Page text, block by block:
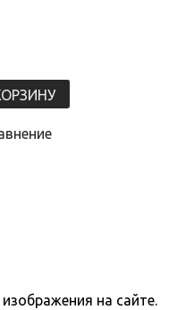
на сайте.